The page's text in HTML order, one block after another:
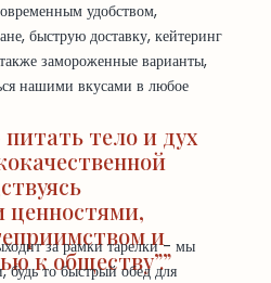
удобством,
быструю доставку, кейтеринг
замороженные варианты,
нашими вкусами в любое
тело и дух
и
к обществу”.”
за рамки тарелки - мы
будь то быстрый обед для